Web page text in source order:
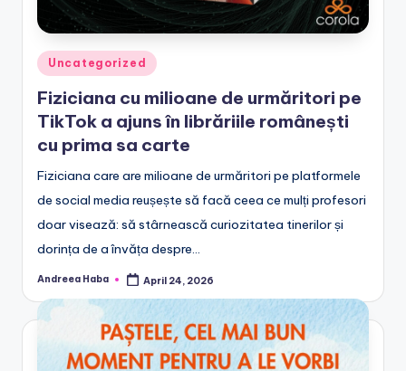
Posted
Uncategorized
Fiziciana cu milioane de urmăritori pe
TikTok a ajuns în librăriile românești
cu prima sa carte
Fiziciana care are milioane de urmăritori pe platformele
de social media reușește să facă ceea ce mulți profesori
doar visează: să stârnească curiozitatea tinerilor și
dorința de a învăța despre…
Posted
Andreea Haba April 24, 2026